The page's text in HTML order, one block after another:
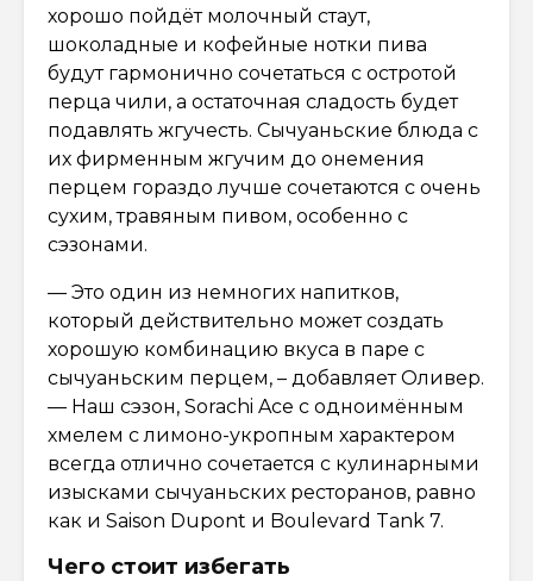
хорошо пойдёт молочный стаут,
шоколадные и кофейные нотки пива
будут гармонично сочетаться с остротой
перца чили, а остаточная сладость будет
подавлять жгучесть. Сычуаньские блюда с
их фирменным жгучим до онемения
перцем гораздо лучше сочетаются с очень
сухим, травяным пивом, особенно с
сэзонами.
— Это один из немногих напитков,
который действительно может создать
хорошую комбинацию вкуса в паре с
сычуаньским перцем, – добавляет Оливер.
— Наш сэзон, Sorachi Ace с одноимённым
хмелем с лимоно-укропным характером
всегда отлично сочетается с кулинарными
изысками сычуаньских ресторанов, равно
как и Saison Dupont и Boulevard Tank 7.
Чего стоит избегать